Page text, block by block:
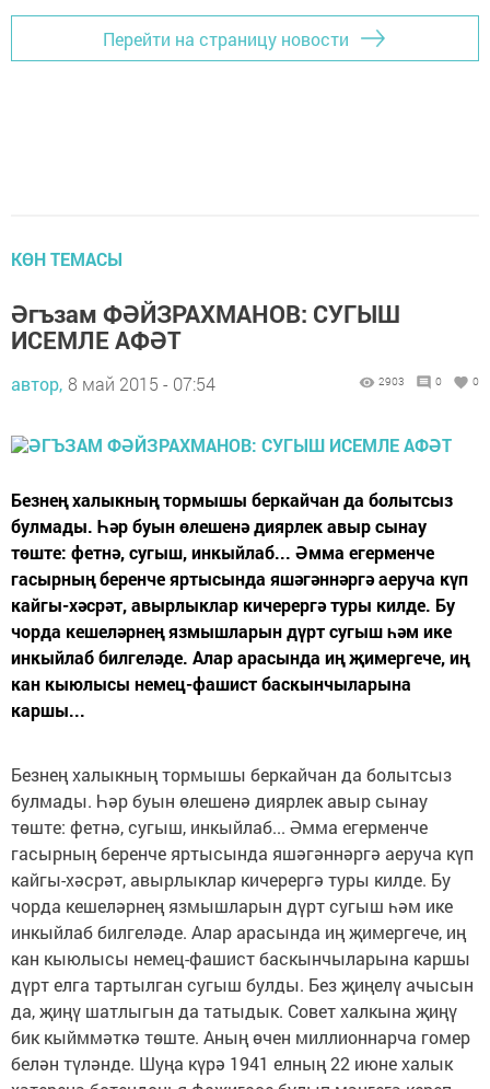
Перейти на страницу новости
КӨН ТЕМАСЫ
Әгъзам ФӘЙЗРАХМАНОВ: СУГЫШ
ИСЕМЛЕ АФӘТ
автор, 8 май 2015 - 07:54 2903 0 0
Безнең халыкның тормышы беркайчан да болытсыз
булмады. Һәр буын өлешенә диярлек авыр сынау
төште: фетнә, сугыш, инкыйлаб... Әмма егерменче
гасырның беренче яртысында яшәгәннәргә аеруча күп
кайгы-хәсрәт, авырлыклар кичерергә туры килде. Бу
чорда кешеләрнең язмышларын дүрт сугыш һәм ике
инкыйлаб билгеләде. Алар арасында иң җимергече, иң
кан кыюлысы немец-фашист баскынчыларына
каршы...
Безнең халыкның тормышы беркайчан да болытсыз
булмады. Һәр буын өлешенә диярлек авыр сынау
төште: фетнә, сугыш, инкыйлаб... Әмма егерменче
гасырның беренче яртысында яшәгәннәргә аеруча күп
кайгы-хәсрәт, авырлыклар кичерергә туры килде. Бу
чорда кешеләрнең язмышларын дүрт сугыш һәм ике
инкыйлаб билгеләде. Алар арасында иң җимергече, иң
кан кыюлысы немец-фашист баскынчыларына каршы
дүрт елга тартылган сугыш булды. Без җиңелү ачысын
да, җиңү шатлыгын да татыдык. Совет халкына җиңү
бик кыйммәткә төште. Аның өчен миллионнарча гомер
белән түләнде. Шуңа күрә 1941 елның 22 июне халык